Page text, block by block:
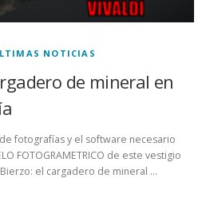
NOTICIAS
de mineral en
fotografías y el software necesario
FOTOGRAMETRICO de este vestigio
el cargadero de mineral …